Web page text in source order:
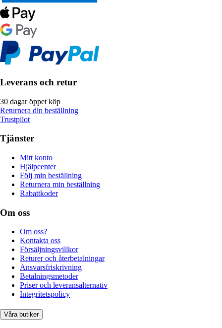
Leverans och retur
30 dagar öppet köp
Returnera din beställning
Trustpilot
Tjänster
Mitt konto
Hjälpcenter
Följ min beställning
Returnera min beställning
Rabattkoder
Om oss
Om oss?
Kontakta oss
Försäljningsvillkor
Returer och återbetalningar
Ansvarsfriskrivning
Betalningsmetoder
Priser och leveransalternativ
Integritetspolicy
Våra butiker